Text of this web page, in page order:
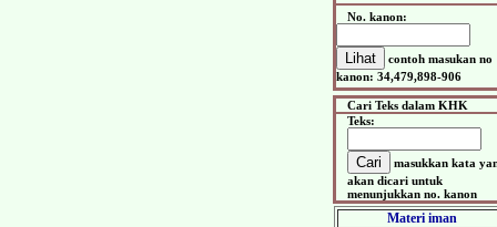
No. kanon:
contoh masukan no
kanon: 34,479,898-906
Cari Teks dalam KHK
Teks:
masukkan kata
akan dicari untuk
menunjukkan no. kanon
Materi iman